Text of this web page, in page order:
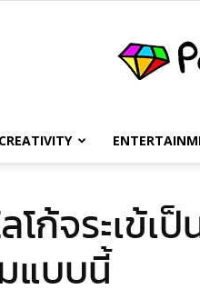
CREATIVITY
ก้จระเข้เ
แบบนี้